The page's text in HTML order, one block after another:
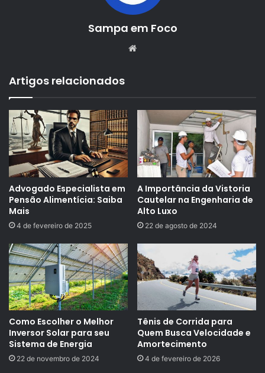
Sampa em Foco
Website
Artigos relacionados
Advogado Especialista em
Pensão Alimentícia: Saiba
Mais
4 de fevereiro de 2025
A Importância da Vistoria
Cautelar na Engenharia de
Alto Luxo
22 de agosto de 2024
Como Escolher o Melhor
Inversor Solar para seu
Sistema de Energia
22 de novembro de 2024
Tênis de Corrida para
Quem Busca Velocidade e
Amortecimento
4 de fevereiro de 2026